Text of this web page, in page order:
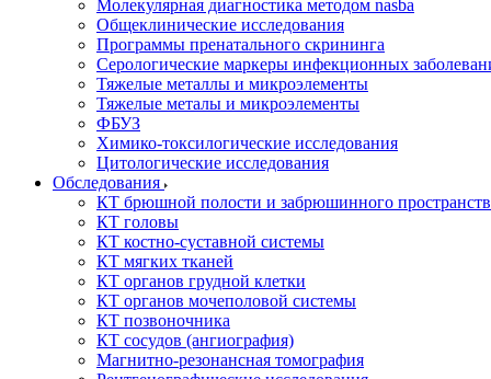
Молекулярная диагностика методом nasba
Общеклинические исследования
Программы пренатального скрининга
Серологические маркеры инфекционных
Тяжелые металлы и микроэлементы
Тяжелые металы и микроэлементы
ФБУЗ
Химико-токсилогические исследования
Цитологические исследования
Обследования
КТ брюшной полости и забрюшинного
КТ головы
КТ костно-суставной системы
КТ мягких тканей
КТ органов грудной клетки
КТ органов мочеполовой системы
КТ позвоночника
КТ сосудов (ангиография)
Магнитно-резонансная томография